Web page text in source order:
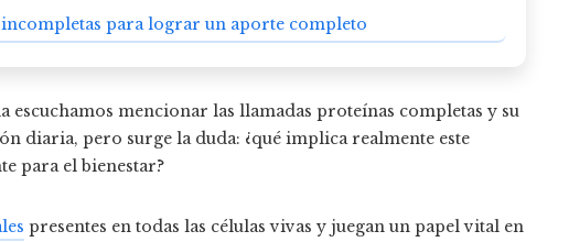
para lograr un aporte completo
mencionar las llamadas proteínas completas y su
diaria, pero surge la duda: ¿qué implica realmente este
para el bienestar?
presentes en todas las células vivas y juegan un papel vital en